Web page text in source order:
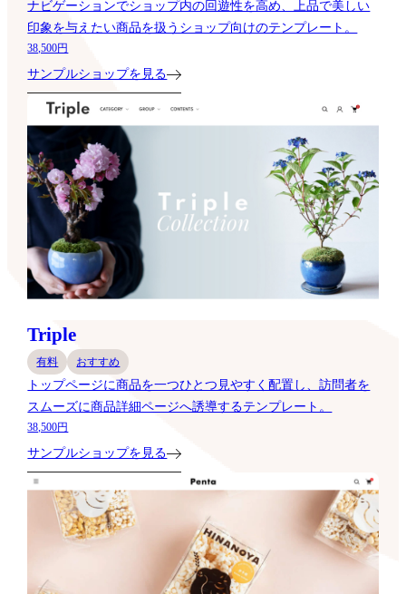
ナビゲーションでショップ内の回遊性を高め、上品で美しい
印象を与えたい商品を扱うショップ向けのテンプレート。
38,500円
サンプルショップを見る
Triple
有料 おすすめ
トップページに商品を一つひとつ見やすく配置し、訪問者を
スムーズに商品詳細ページへ誘導するテンプレート。
38,500円
サンプルショップを見る